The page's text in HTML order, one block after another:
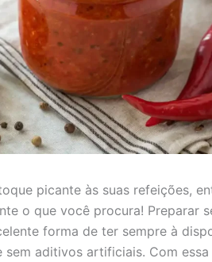
picante às suas refeições,
o que você procura! Preparar
forma de ter sempre à
aditivos artificiais. Com